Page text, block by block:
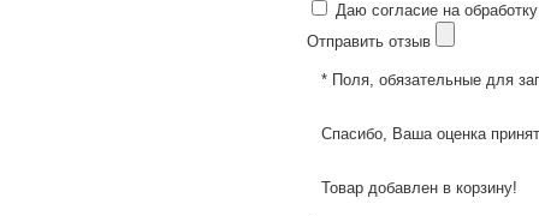
Даю согласие на
Отправить отзыв
* Поля, обязательные для
Спасибо, Ваша оценка
Товар добавлен в корзину!